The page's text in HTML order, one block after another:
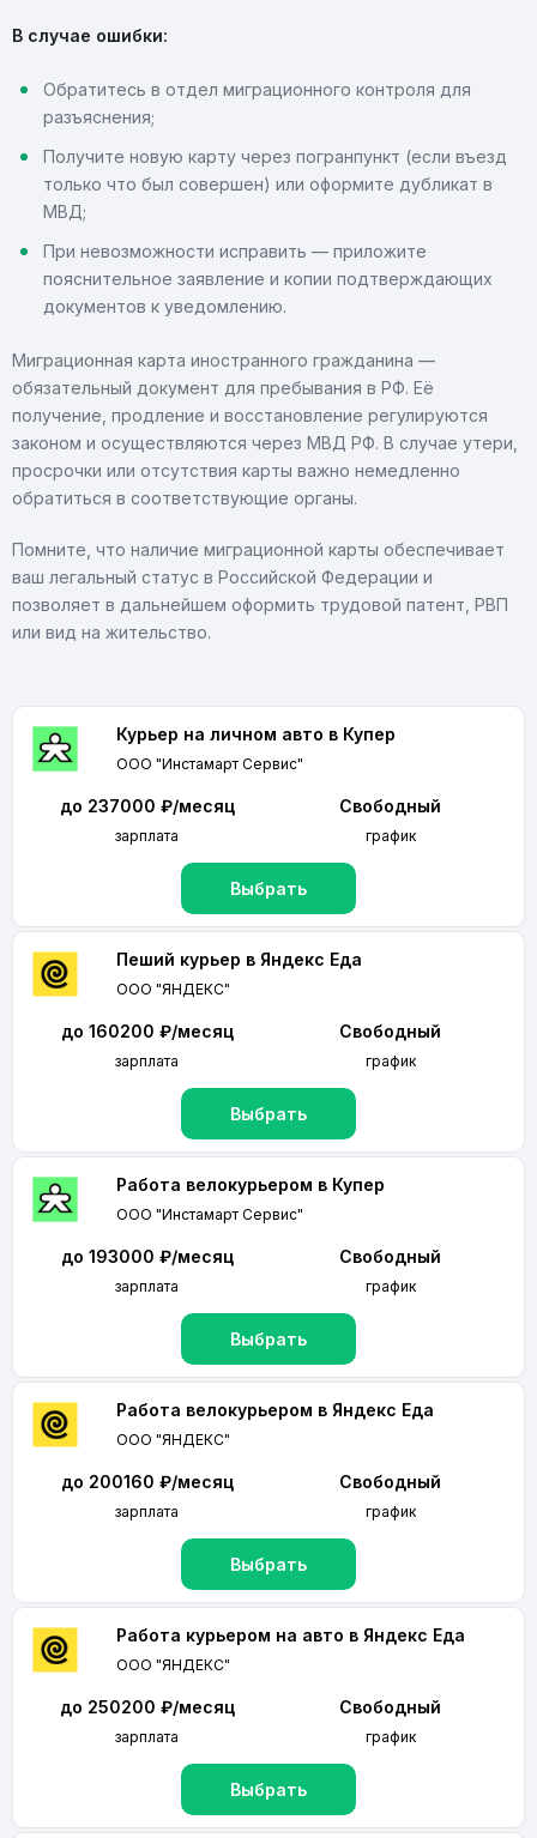
В случае ошибки:
Обратитесь в отдел миграционного контроля для
разъяснения;
Получите новую карту через погранпункт (если въезд
только что был совершен) или оформите дубликат в
МВД;
При невозможности исправить — приложите
пояснительное заявление и копии подтверждающих
документов к уведомлению.
Миграционная карта иностранного гражданина —
обязательный документ для пребывания в РФ. Её
получение, продление и восстановление регулируются
законом и осуществляются через МВД РФ. В случае утери,
просрочки или отсутствия карты важно немедленно
обратиться в соответствующие органы.
Помните, что наличие миграционной карты обеспечивает
ваш легальный статус в Российской Федерации и
позволяет в дальнейшем оформить трудовой патент, РВП
или вид на жительство.
Курьер на личном авто в Купер
ООО "Инстамарт Сервис"
до 237000 ₽/месяц
зарплата
Свободный
график
Выбрать
Пеший курьер в Яндекс Еда
ООО "ЯНДЕКС"
до 160200 ₽/месяц
зарплата
Свободный
график
Выбрать
Работа велокурьером в Купер
ООО "Инстамарт Сервис"
до 193000 ₽/месяц
зарплата
Свободный
график
Выбрать
Работа велокурьером в Яндекс Еда
ООО "ЯНДЕКС"
до 200160 ₽/месяц
зарплата
Свободный
график
Выбрать
Работа курьером на авто в Яндекс Еда
ООО "ЯНДЕКС"
до 250200 ₽/месяц
зарплата
Свободный
график
Выбрать